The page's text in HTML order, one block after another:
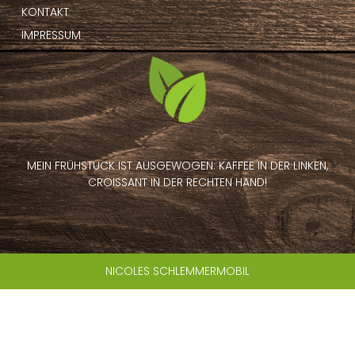
MEIN FRÜHSTÜCK IST AUSGEWOGEN: KAFFEE IN DER LINKEN,
CROISSANT IN DER RECHTEN HAND!
KONTAKT
IMPRESSUM
NICOLES SCHLEMMERMOBIL